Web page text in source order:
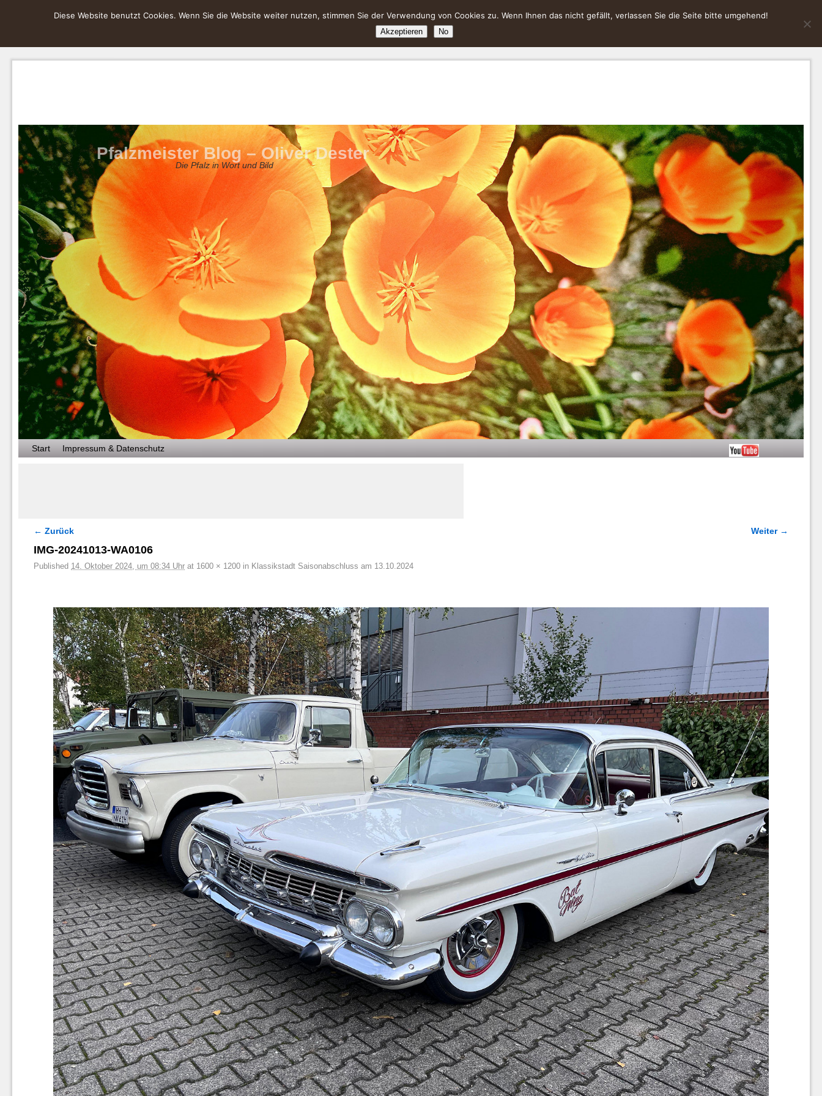
Pfalzmeister Blog – Oliver Dester
Die Pfalz in Wort und Bild
Zum Inhalt wechseln
Zum sekundären Inhalt wechseln
Start Impressum & Datenschutz
Bilder-Navigation
← Zurück Weiter →
IMG-20241013-WA0106
Published 14. Oktober 2024, um 08:34 Uhr at 1600 × 1200 in Klassikstadt Saisonabschluss am 13.10.2024
Diese Website benutzt Cookies. Wenn Sie die Website weiter nutzen, stimmen Sie der Verwendung von Cookies zu. Wenn Ihnen das nicht gefällt, verlassen Sie die Seite bitte umgehend!
Akzeptieren No